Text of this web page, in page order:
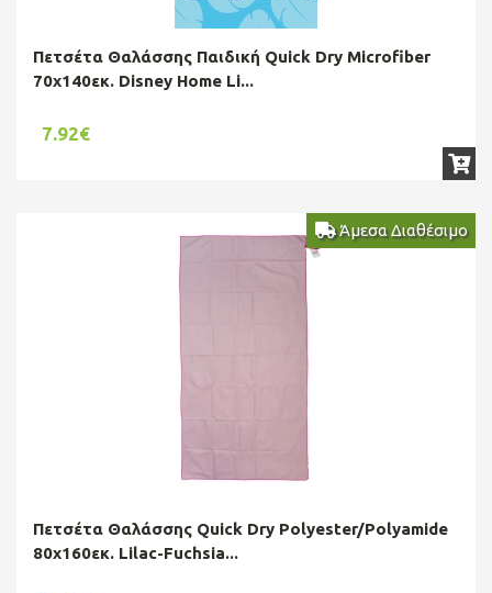
Πετσέτα Θαλάσσης Παιδική Quick Dry Microfiber
70x140εκ. Disney Home Li...
7.92€
Άμεσα Διαθέσιμο
Πετσέτα Θαλάσσης Quick Dry Polyester/Polyamide
80x160εκ. Lilac-Fuchsia...